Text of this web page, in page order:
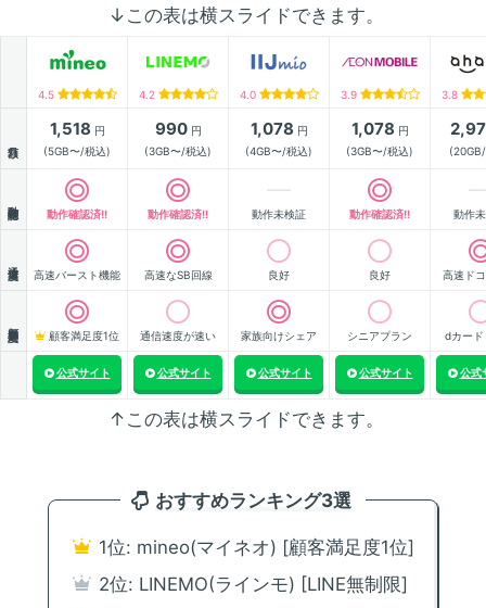
↓この表は横スライドできます。
4.5 4.2 4.0 3.9 3.8
1,518 円
(5GB〜/税込)
990円
(3GB〜/税込)
1,078 円
(4GB〜/税込)
1,078 円
(3GB〜/税込)
動作確認済!! 動作確認済!! 動作未検証 動作確認済!! 動作
高速バースト機能 高速なSB回線 良好 良好 高速ド
顧客満足度1位 通信速度が速い 家族向けシェア シニアプラン dカード
公式サイト 公式サイト 公式サイト 公式サイト 公式
↑この表は横スライドできます。
おすすめランキング3選
1位: mineo(マイネオ) [顧客満足度1位]
2位: LINEMO(ラインモ) [LINE無制限]